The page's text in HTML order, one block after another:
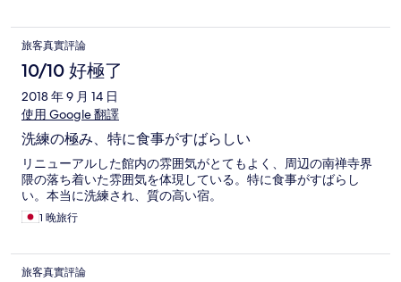
旅客真實評論
10/10 好極了
2018 年 9 月 14 日
使用 Google 翻譯
洗練の極み、特に食事がすばらしい
リニューアルした館内の雰囲気がとてもよく、周辺の南禅寺界
隈の落ち着いた雰囲気を体現している。特に食事がすばらし
い。本当に洗練され、質の高い宿。
1 晚旅行
旅客真實評論